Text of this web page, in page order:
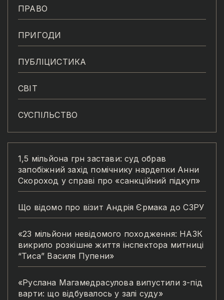
ПРАВО
ПРИГОДИ
ПУБЛІЦИСТИКА
СВІТ
СУСПІЛЬСТВО
1,5 мільйона грн застави: суд обрав
запобіжний захід помічнику нардепки Анни
Скороход у справі про «санкційний підкуп»
Що відомо про візит Андрія Єрмака до СЗРУ
«23 мільйони невідомого походження: НАЗК
викрило розкішне життя інспектора митниці
“Тиса” Василя Пупени»
«Руслана Магамедрасулова випустили з-під
варти: що відбувалось у залі суду»